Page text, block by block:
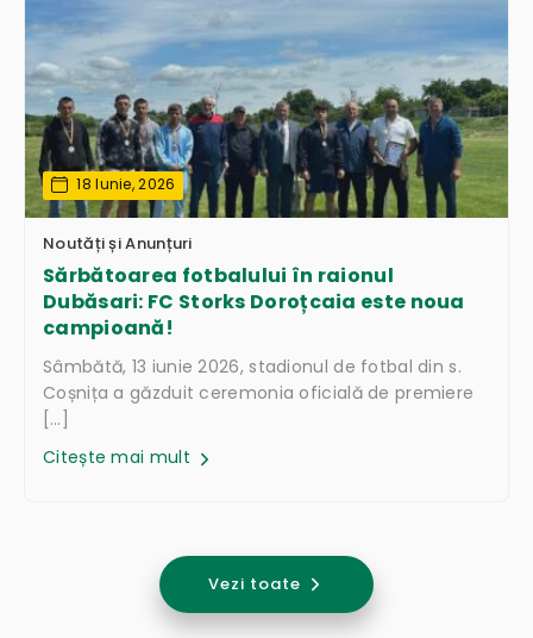
18 Iunie, 2026
Noutăți și Anunțuri
Sărbătoarea fotbalului în raionul
Dubăsari: FC Storks Doroțcaia este noua
campioană!
Sâmbătă, 13 iunie 2026, stadionul de fotbal din s.
Coșnița a găzduit ceremonia oficială de premiere
[…]
Citește mai mult
Vezi toate